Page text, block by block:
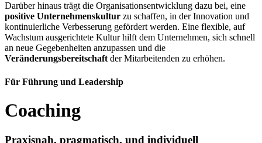
Darüber hinaus trägt die Organisationsentwicklung dazu bei, eine
positive Unternehmenskultur zu schaffen, in der Innovation und
kontinuierliche Verbesserung gefördert werden. Eine flexible, auf
Wachstum ausgerichtete Kultur hilft dem Unternehmen, sich schnell
an neue Gegebenheiten anzupassen und die
Veränderungsbereitschaft der Mitarbeitenden zu erhöhen.
Für Führung und Leader­ship
Coaching
Praxisnah, pragmatisch, und individuell